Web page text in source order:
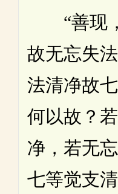
“善现，
故无忘失
法清净故
何以故？
净，若无
七等觉支